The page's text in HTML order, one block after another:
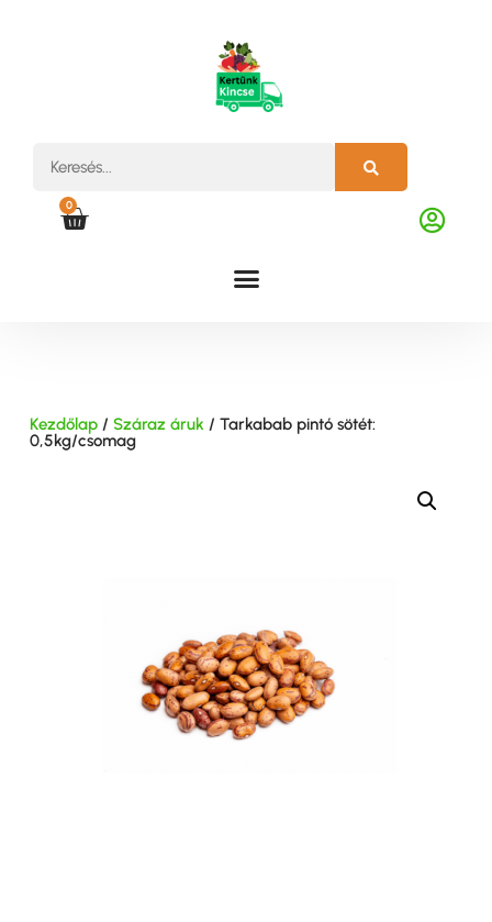
0
Kezdőlap/ Száraz áruk / Tarkabab pintó sötét:
0,5kg/csomag